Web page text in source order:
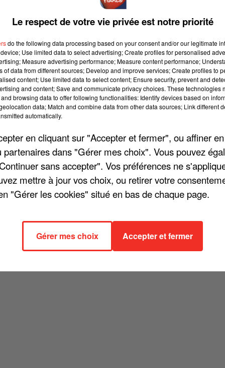
» selon l'équipe du chanteur chargée d'alimenter
mythiques à l'Accor Arena, Michel Polnareff annonce
De quoi faire plaisir à « 1.100 fans privilégiés » ! Sachez
d'ores et déjà ouvertes. Vous pouvez cliquer sur
vos places.
Le respect de votre vie privée est notre priorité
do the following data processing based on your consent and/or our legitimate
Use limited data to select advertising; Create profiles for personalised
Measure advertising performance; Measure content performance;
of data from different sources; Develop and improve services; Create profiles to
content; Use limited data to select content; Ensure security, prevent and
and content; Save and communicate privacy choices. These technologies
browsing data to offer following functionalities: Identify devices based on
data; Match and combine data from other data sources; Link different
automatically.
en cliquant sur "Accepter et fermer", ou affiner
partenaires dans "Gérer mes choix". Vous pouvez
sans accepter". Vos préférences ne
mettre à jour vos choix, ou retirer votre
"Gérer les cookies" situé en bas de chaque page.
Gérer mes choix Accepter et fermer